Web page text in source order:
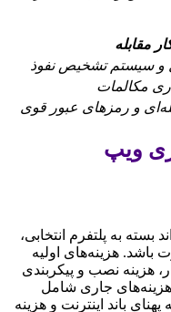
مقابله
و سیستم تشخیص نفوذ
مکالمات
و رمزهای عبور قوی
ویپ
به پلتفرم انتخابی،
باشد. هزینه‌های اولیه
هزینه نصب و پیکربندی
جاری شامل
باند اینترنت و هزینه